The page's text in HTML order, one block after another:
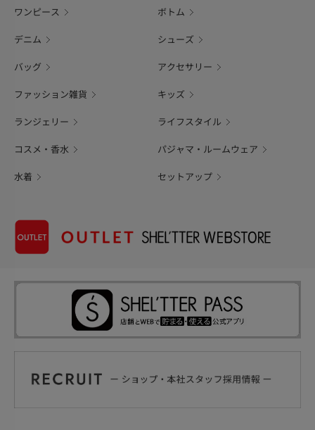
ワンピース ボトム
デニム シューズ
バッグ アクセサリー
ファッション雑貨 キッズ
ランジェリー ライフスタイル
コスメ・香水 パジャマ・ルームウェア
水着 セットアップ